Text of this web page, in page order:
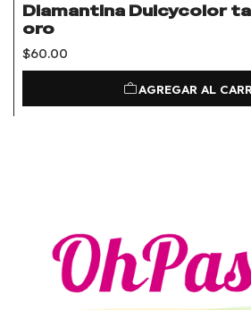
Diamantina Dulcycolor
oro
$60.00
AGREGAR AL